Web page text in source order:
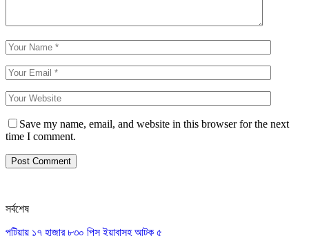
Save my name, email, and website in this browser for the next
time I comment.
সর্বশেষ
পটিয়ায় ১৭ হাজার ৮৩০ পিস ইয়াবাসহ আটক ৫